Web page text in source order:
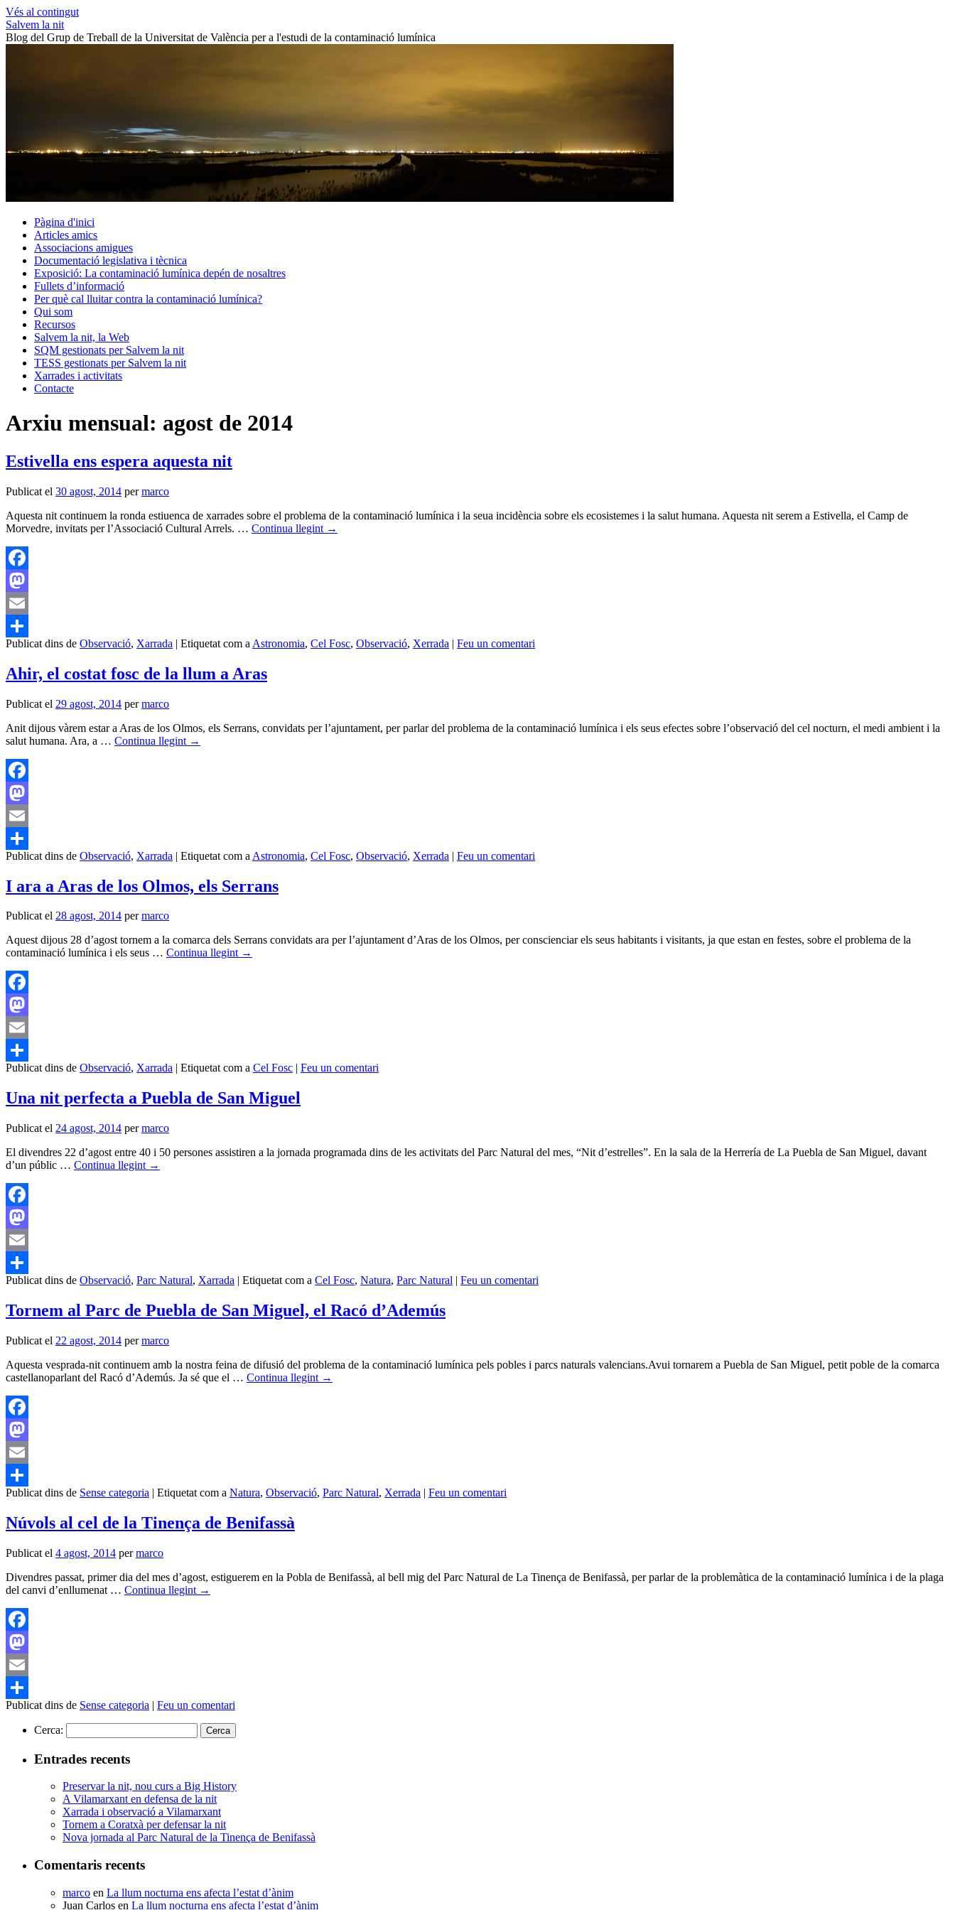
Vés al contingut
Salvem la nit
Blog del Grup de Treball de la Universitat de València per a l'estudi de la contaminació lumínica
Pàgina d'inici
Articles amics
Associacions amigues
Documentació legislativa i tècnica
Exposició: La contaminació lumínica depén de nosaltres
Fullets d’informació
Per què cal lluitar contra la contaminació lumínica?
Qui som
Recursos
Salvem la nit, la Web
SQM gestionats per Salvem la nit
TESS gestionats per Salvem la nit
Xarrades i activitats
Contacte
Arxiu mensual: agost de 2014
Estivella ens espera aquesta nit
Publicat el 30 agost, 2014 per marco
Aquesta nit continuem la ronda estiuenca de xarrades sobre el problema de la contaminació lumínica i la seua incidència sobre els ecosistemes i la salut humana. Aquesta nit serem a Estivella, el Camp de
Morvedre, invitats per l’Associació Cultural Arrels. … Continua llegint →
Facebook
Mastodon
Email
Comparteix
Publicat dins de Observació, Xarrada | Etiquetat com a Astronomia, Cel Fosc, Observació, Xerrada | Feu un comentari
Ahir, el costat fosc de la llum a Aras
Publicat el 29 agost, 2014 per marco
Anit dijous vàrem estar a Aras de los Olmos, els Serrans, convidats per l’ajuntament, per parlar del problema de la contaminació lumínica i els seus efectes sobre l’observació del cel nocturn, el medi ambient i la
salut humana. Ara, a … Continua llegint →
Facebook
Mastodon
Email
Comparteix
Publicat dins de Observació, Xarrada | Etiquetat com a Astronomia, Cel Fosc, Observació, Xerrada | Feu un comentari
I ara a Aras de los Olmos, els Serrans
Publicat el 28 agost, 2014 per marco
Aquest dijous 28 d’agost tornem a la comarca dels Serrans convidats ara per l’ajuntament d’Aras de los Olmos, per conscienciar els seus habitants i visitants, ja que estan en festes, sobre el problema de la
contaminació lumínica i els seus … Continua llegint →
Facebook
Mastodon
Email
Comparteix
Publicat dins de Observació, Xarrada | Etiquetat com a Cel Fosc | Feu un comentari
Una nit perfecta a Puebla de San Miguel
Publicat el 24 agost, 2014 per marco
El divendres 22 d’agost entre 40 i 50 persones assistiren a la jornada programada dins de les activitats del Parc Natural del mes, “Nit d’estrelles”. En la sala de la Herrería de La Puebla de San Miguel, davant
d’un públic … Continua llegint →
Facebook
Mastodon
Email
Comparteix
Publicat dins de Observació, Parc Natural, Xarrada | Etiquetat com a Cel Fosc, Natura, Parc Natural | Feu un comentari
Tornem al Parc de Puebla de San Miguel, el Racó d’Ademús
Publicat el 22 agost, 2014 per marco
Aquesta vesprada-nit continuem amb la nostra feina de difusió del problema de la contaminació lumínica pels pobles i parcs naturals valencians.Avui tornarem a Puebla de San Miguel, petit poble de la comarca
castellanoparlant del Racó d’Ademús. Ja sé que el … Continua llegint →
Facebook
Mastodon
Email
Comparteix
Publicat dins de Sense categoria | Etiquetat com a Natura, Observació, Parc Natural, Xerrada | Feu un comentari
Núvols al cel de la Tinença de Benifassà
Publicat el 4 agost, 2014 per marco
Divendres passat, primer dia del mes d’agost, estiguerem en la Pobla de Benifassà, al bell mig del Parc Natural de La Tinença de Benifassà, per parlar de la problemàtica de la contaminació lumínica i de la plaga
del canvi d’enllumenat … Continua llegint →
Facebook
Mastodon
Email
Comparteix
Publicat dins de Sense categoria | Feu un comentari
Cerca:
Entrades recents
Preservar la nit, nou curs a Big History
A Vilamarxant en defensa de la nit
Xarrada i observació a Vilamarxant
Tornem a Coratxà per defensar la nit
Nova jornada al Parc Natural de la Tinença de Benifassà
Comentaris recents
marco en La llum nocturna ens afecta l’estat d’ànim
Juan Carlos en La llum nocturna ens afecta l’estat d’ànim